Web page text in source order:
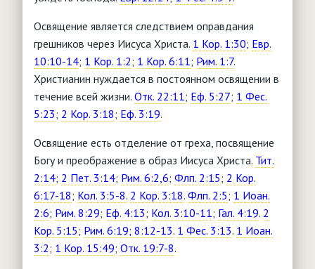
Освящение является следствием оправдания
грешников через Иисуса Христа. 1 Кор. 1:30; Евр.
10:10-14; 1 Кор. 1:2; 1 Кор. 6:11; Рим. 1:7.
Христианин нуждается в постоянном освящении в
течение всей жизни. Отк. 22:11; Еф. 5:27; 1 Фес.
5:23; 2 Кор. 3:18; Еф. 3:19.
Освящение есть отделение от греха, посвящение
Богу и преображение в образ Иисуса Христа. Тит.
2:14; 2 Пет. 3:14; Рим. 6:2,6; Флп. 2:15; 2 Кор.
6:17-18; Кол. 3:5-8. 2 Кор. 3:18. Флп. 2:5; 1 Иоан.
2:6; Рим. 8:29; Еф. 4:13; Кол. 3:10-11; Гал. 4:19. 2
Кор. 5:15; Рим. 6:19; 8:12-13. 1 Фес. 3:13. 1 Иоан.
3:2; 1 Кор. 15:49; Отк. 19:7-8.